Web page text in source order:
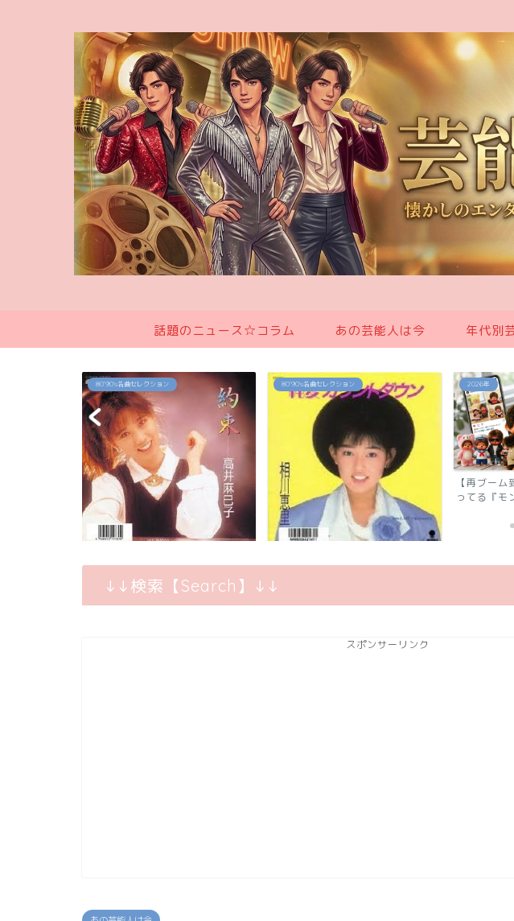
話題のニュース☆コラム あの芸能人は今 年代別
80`90's名曲セレクション 2026年
【再ブーム到来！】令和でまたバズ
ってる『モンチッチ』の秘...
2026年
反町隆史が
還！『
↓↓検索【Search】↓↓
スポンサーリンク